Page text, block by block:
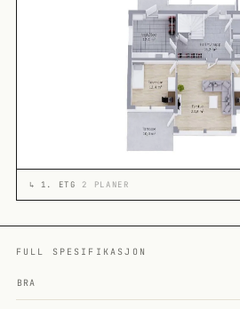
↳ 1. ETG 2 PLANER
FULL SPESIFIKASJON
BRA